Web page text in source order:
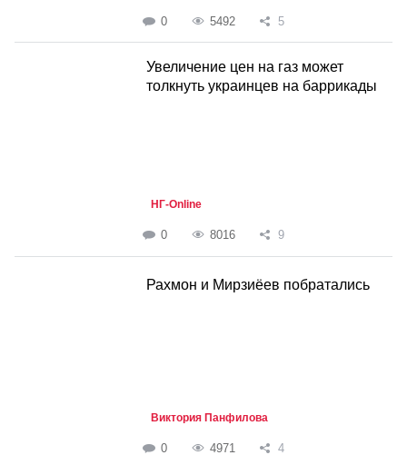
0 5492 5
Увеличение цен на газ может
толкнуть украинцев на баррикады
НГ-Online
0 8016 9
Рахмон и Мирзиёев побратались
Виктория Панфилова
0 4971 4